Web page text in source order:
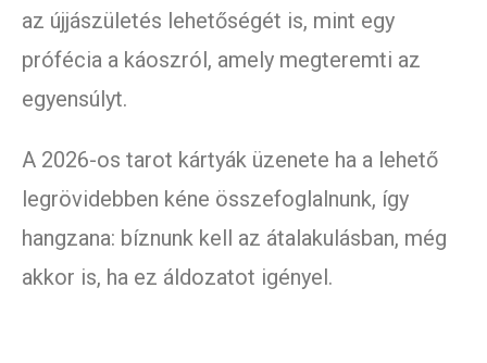
az újjászületés lehetőségét is, mint egy
prófécia a káoszról, amely megteremti az
egyensúlyt.
A 2026-os tarot kártyák üzenete ha a lehető
legrövidebben kéne összefoglalnunk, így
hangzana: bíznunk kell az átalakulásban, még
akkor is, ha ez áldozatot igényel.